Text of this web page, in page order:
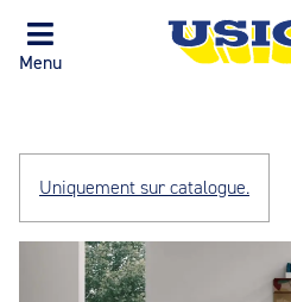
Menu
Uniquement sur catalogue.